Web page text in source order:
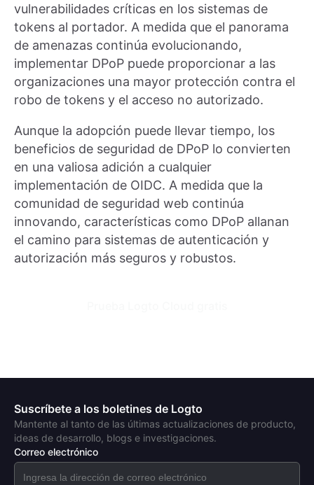
vulnerabilidades críticas en los sistemas de
tokens al portador. A medida que el panorama
de amenazas continúa evolucionando,
implementar DPoP puede proporcionar a las
organizaciones una mayor protección contra el
robo de tokens y el acceso no autorizado.
Aunque la adopción puede llevar tiempo, los
beneficios de seguridad de DPoP lo convierten
en una valiosa adición a cualquier
implementación de OIDC. A medida que la
comunidad de seguridad web continúa
innovando, características como DPoP allanan
el camino para sistemas de autenticación y
autorización más seguros y robustos.
Suscríbete a los boletines de Logto
Mantente al tanto de las últimas actualizaciones de producto,
ideas de desarrollo, blogs e investigaciones.
Correo electrónico